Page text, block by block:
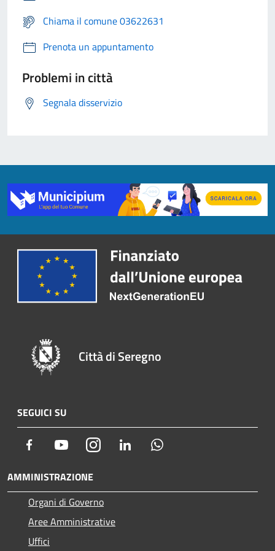
Chiama il comune 03622631
Prenota un appuntamento
Problemi in città
Segnala disservizio
Città di Seregno
SEGUICI SU
Facebook YoutubeInstagram LinkedIn
AMMINISTRAZIONE
Organi di Governo
Aree Amministrative
Uffici